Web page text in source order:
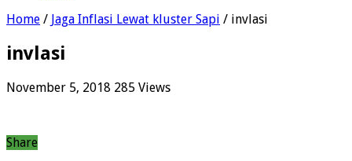
Home / Jaga Inflasi Lewat kluster Sapi / invlasi
invlasi
November 5, 2018 285 Views
Share